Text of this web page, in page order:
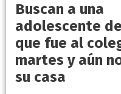
Buscan a una
adolescente
que fue al
martes y aún
su casa